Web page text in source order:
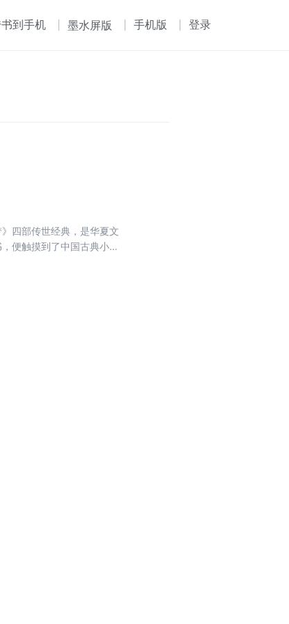
到手机 墨水屏版 手机版 登录
四部传世经典，是华夏文
便触摸到了中国古典小说